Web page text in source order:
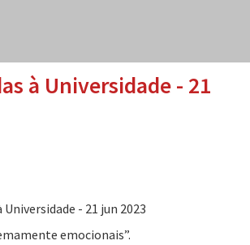
à Universidade - 21
emocionais”.